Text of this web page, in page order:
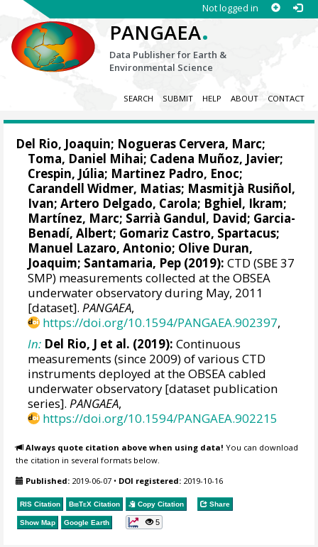
Not logged in
PANGAEA.
Data Publisher for Earth &
Environmental Science
SEARCH SUBMIT HELP ABOUT CONTACT
Del Rio, Joaquin; Nogueras Cervera, Marc;
Toma, Daniel Mihai; Cadena Muñoz, Javier;
Crespin, Júlia; Martinez Padro, Enoc;
Carandell Widmer, Matias; Masmitjà Rusiñol,
Ivan;Artero Delgado, Carola; Bghiel, Ikram;
Martínez, Marc; Sarrià Gandul, David; Garcia-
Benadí, Albert; Gomariz Castro, Spartacus;
Manuel Lazaro, Antonio; Olive Duran,
Joaquim; Santamaria, Pep (2019): CTD (SBE 37
SMP) measurements collected at the OBSEA
underwater observatory during May, 2011
[dataset].PANGAEA,
https://doi.org/10.1594/PANGAEA.902397,
In: Del Rio, J et al. (2019): Continuous
measurements (since 2009) of various CTD
instruments deployed at the OBSEA cabled
underwater observatory [dataset publication
series].PANGAEA,
https://doi.org/10.1594/PANGAEA.902215
Always quote citation above when using data! You can download
the citation in several formats below.
Published: 2019-06-07 • DOI registered: 2019-10-16
RIS Citation BibTeX Citation Copy Citation Share
Show Map Google Earth 5